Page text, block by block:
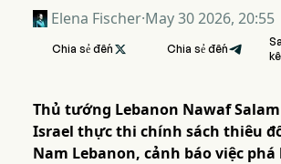
Elena Fischer·May 30 2026, 20:55
Chia sẻ đến  Chia sẻ đến
Thủ tướng Lebanon Nawaf
Israel thực thi chính sách thiêu
Nam Lebanon, cảnh báo việc